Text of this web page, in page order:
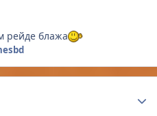
рейде блажа